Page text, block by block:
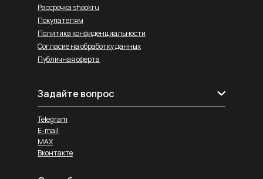
Рассрочка shookru
Покупателям
Политика конфиденциальности
Согласие на обработку данных
Публичная оферта
Задайте вопрос
Telegram
E-mail
MAX
Вконтакте